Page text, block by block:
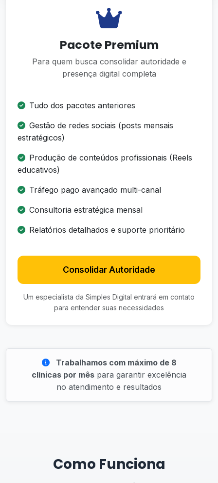
Pacote Premium
Para quem busca consolidar autoridade e
presença digital completa
Tudo dos pacotes anteriores
Gestão de redes sociais (posts mensais
estratégicos)
Produção de conteúdos profissionais (Reels
educativos)
Tráfego pago avançado multi-canal
Consultoria estratégica mensal
Relatórios detalhados e suporte prioritário
Consolidar Autoridade
Um especialista da Simples Digital entrará em contato
para entender suas necessidades
Trabalhamos com máximo de 8
clínicas por mês para garantir excelência
no atendimento e resultados
Como Funciona